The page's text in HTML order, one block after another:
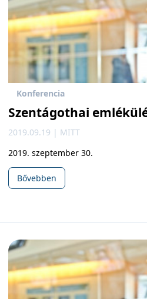
Konferencia
Szentágothai
2019.09.19 | MITT
2019. szeptember 30.
Bővebben